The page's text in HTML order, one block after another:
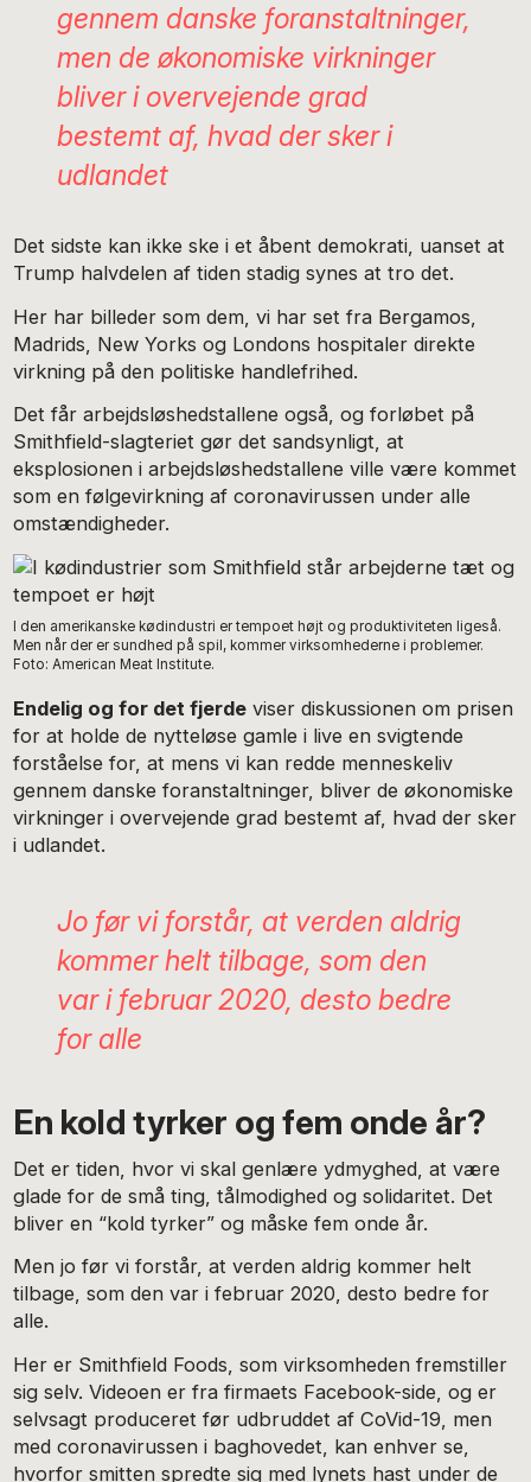
gennem danske foranstaltninger,
men de økonomiske virkninger
bliver i overvejende grad
bestemt af, hvad der sker i
udlandet
Det sidste kan ikke ske i et åbent demokrati, uanset at
Trump halvdelen af tiden stadig synes at tro det.
Her har billeder som dem, vi har set fra Bergamos,
Madrids, New Yorks og Londons hospitaler direkte
virkning på den politiske handlefrihed.
Det får arbejdsløshedstallene også, og forløbet på
Smithfield-slagteriet gør det sandsynligt, at
eksplosionen i arbejdsløshedstallene ville være kommet
som en følgevirkning af coronavirussen under alle
omstændigheder.
I den amerikanske kødindustri er tempoet højt og produktiviteten ligeså.
Men når der er sundhed på spil, kommer virksomhederne i problemer.
Foto: American Meat Institute.
Endelig og for det fjerde viser diskussionen om prisen
for at holde de nytteløse gamle i live en svigtende
forståelse for, at mens vi kan redde menneskeliv
gennem danske foranstaltninger, bliver de økonomiske
virkninger i overvejende grad bestemt af, hvad der sker
i udlandet.
Jo før vi forstår, at verden aldrig
kommer helt tilbage, som den
var i februar 2020, desto bedre
for alle
En kold tyrker og fem onde år?
Det er tiden, hvor vi skal genlære ydmyghed, at være
glade for de små ting, tålmodighed og solidaritet. Det
bliver en “kold tyrker” og måske fem onde år.
Men jo før vi forstår, at verden aldrig kommer helt
tilbage, som den var i februar 2020, desto bedre for
alle.
Her er Smithfield Foods, som virksomheden fremstiller
sig selv. Videoen er fra firmaets Facebook-side, og er
selvsagt produceret før udbruddet af CoVid-19, men
med coronavirussen i baghovedet, kan enhver se,
hvorfor smitten spredte sig med lynets hast under de